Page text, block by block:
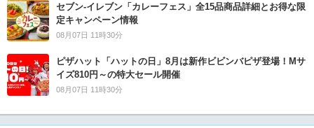
セブン‐イレブン「カレーフェス」全15品商品詳細とお得な限
定キャンペーン情報
08月07日 11時30分
ピザハット「ハットの日」8月は新作ビビンバピザ登場！Mサ
イズ810円～の特大セール開催
08月07日 11時30分